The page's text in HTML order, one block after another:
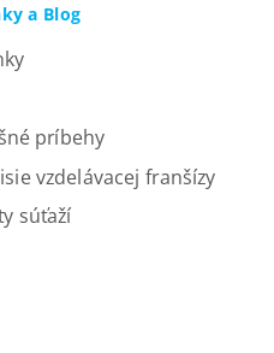
a Blog
príbehy
vzdelávacej franšízy
súťaží